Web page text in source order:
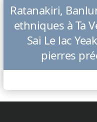
Ratanakiri,
ethniques à Ta
Sai Le lac
pierres